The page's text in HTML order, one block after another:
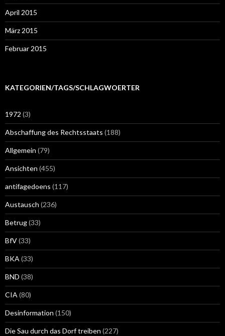
April 2015
März 2015
Februar 2015
KATEGORIEN/TAGS/SCHLAGWOERTER
1972 (3)
Abschaffung des Rechtsstaats (188)
Allgemein (79)
Ansichten (455)
antifagedoens (117)
Austausch (236)
Betrug(33)
BfV(33)
BKA (33)
BND (38)
CIA (80)
Desinformation (150)
Die Sau durch das Dorf treiben (227)